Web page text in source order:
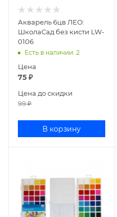
Акварель 6цв ЛЕО:
ШколаСад без кисти LW-
0106
Есть в наличии: 2
Цена
75 ₽
Цена до скидки
99₽
В корзину